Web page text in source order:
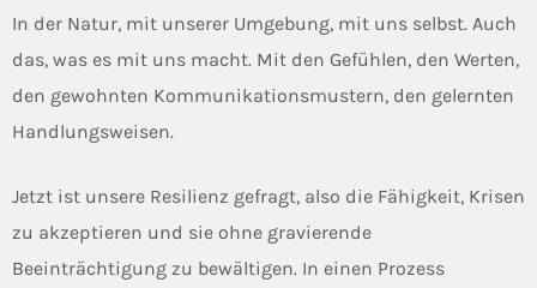
In der Natur, mit unserer Umgebung, mit uns selbst. Auch
das, was es mit uns macht. Mit den Gefühlen, den Werten,
den gewohnten Kommunikationsmustern, den gelernten
Handlungsweisen.
Jetzt ist unsere Resilienz gefragt, also die Fähigkeit, Krisen
zu akzeptieren und sie ohne gravierende
Beeinträchtigung zu bewältigen. In einen Prozess